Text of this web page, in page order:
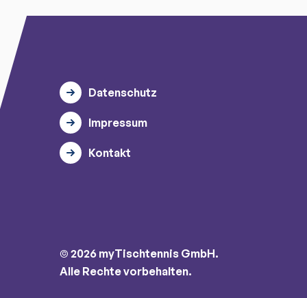
Datenschutz
Impressum
Kontakt
© 2026 myTischtennis GmbH.
Alle Rechte vorbehalten.